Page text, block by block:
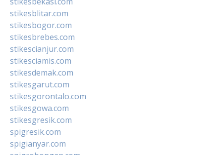
stikesblitar.com
stikesbogor.com
stikesbrebes.com
stikescianjur.com
stikesciamis.com
stikesdemak.com
stikesgarut.com
stikesgorontalo.com
stikesgowa.com
stikesgresik.com
spigresik.com
spigianyar.com